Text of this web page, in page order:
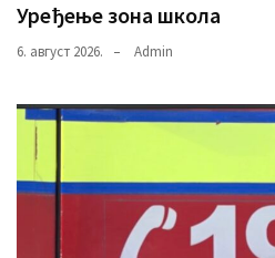
Уређење зона школа
6. август 2026. Admin